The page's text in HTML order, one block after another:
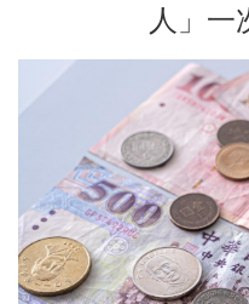
人」一